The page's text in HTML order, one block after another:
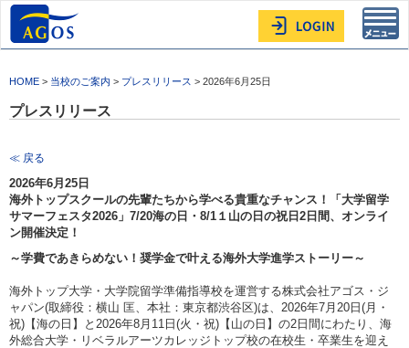
HOME > 当校のご案内 > プレスリリース > 2026年6月25日
プレスリリース
≪ 戻る
2026年6月25日
海外トップスクールの先輩たちから学べる貴重なチャンス！「大学留学
サマーフェスタ2026」7/20海の日・8/1１山の日の祝日2日間、オンライ
ン開催決定！
～学費であきらめない！奨学金で叶える海外大学進学ストーリー～
海外トップ大学・大学院留学準備指導校を運営する株式会社アゴス・ジ
ャパン(取締役：横山 匡、本社：東京都渋谷区)は、2026年7月20日(月・
祝)【海の日】と2026年8月11日(火・祝)【山の日】の2日間にわたり、海
外総合大学・リベラルアーツカレッジトップ校の在校生・卒業生を迎え